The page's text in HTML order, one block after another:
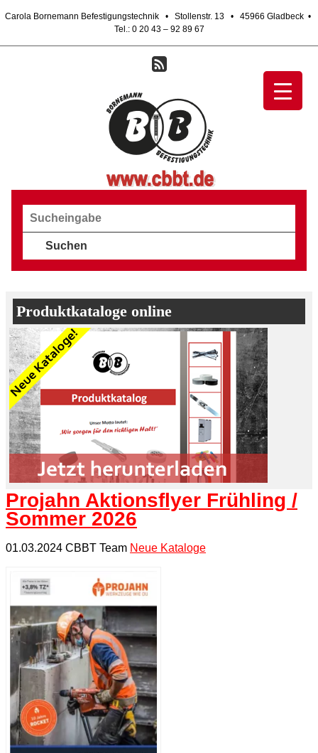
Carola Bornemann Befestigungstechnik • Stollenstr. 13 • 45966 Gladbeck •
Tel.: 0 20 43 – 92 89 67
Produktkataloge online
Projahn Aktionsflyer Frühling /
Sommer 2026
01.03.2024 CBBT Team Neue Kataloge